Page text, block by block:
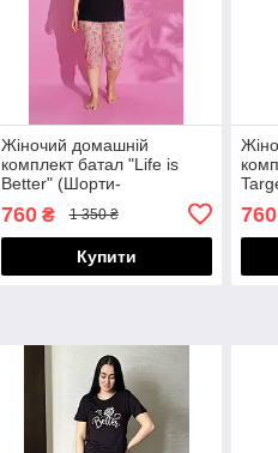
Жіночий домашній
комплект батал "Life is
Better" (Шорти-
760₴ 1 350 ₴
Купити
760